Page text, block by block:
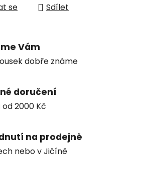
se Sdílet
Vám
dobře známe
doručení
2000 Kč
na prodejně
nebo v Jičíně